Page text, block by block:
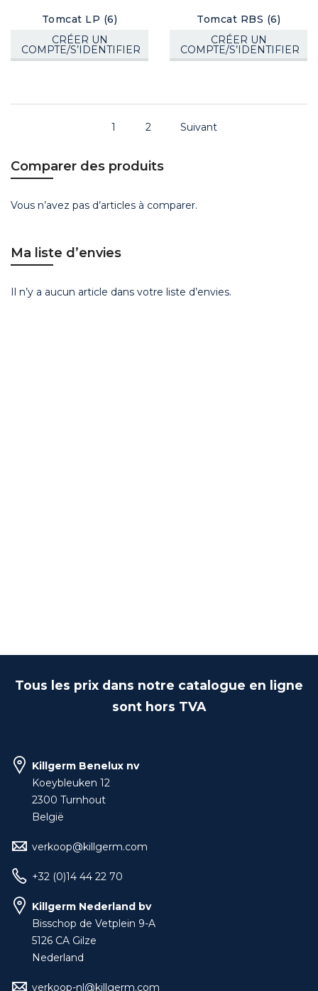
Tomcat LP (6)
CRÉER UN
COMPTE/S’IDENTIFIER
Tomcat RBS (6)
CRÉER UN
COMPTE/S’IDENTIFIER
1 2 Suivant
Comparer des produits
Vous n’avez pas d’articles à comparer.
Ma liste d’envies
Il n’y a aucun article dans votre liste d’envies.
Tous les prix dans notre catalogue en ligne
sont hors TVA
Killgerm Benelux nv
Koeybleuken 12
2300 Turnhout
België
verkoop@killgerm.com
+32 (0)14 44 22 70
Killgerm Nederland bv
Bisschop de Vetplein 9-A
5126 CA Gilze
Nederland
verkoop-nl@killgerm.com